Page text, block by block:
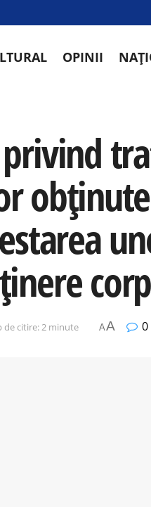
OPINII
de citire: 2 minute AA 0